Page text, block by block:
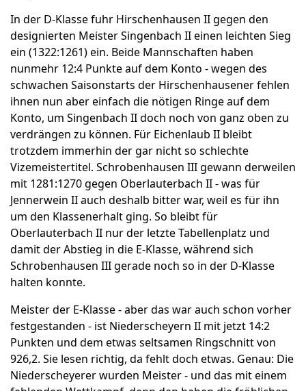
In der D-Klasse fuhr Hirschenhausen II gegen den
designierten Meister Singenbach II einen leichten Sieg
ein (1322:1261) ein. Beide Mannschaften haben
nunmehr 12:4 Punkte auf dem Konto - wegen des
schwachen Saisonstarts der Hirschenhausener fehlen
ihnen nun aber einfach die nötigen Ringe auf dem
Konto, um Singenbach II doch noch von ganz oben zu
verdrängen zu können. Für Eichenlaub II bleibt
trotzdem immerhin der gar nicht so schlechte
Vizemeistertitel. Schrobenhausen III gewann derweilen
mit 1281:1270 gegen Oberlauterbach II - was für
Jennerwein II auch deshalb bitter war, weil es für ihn
um den Klassenerhalt ging. So bleibt für
Oberlauterbach II nur der letzte Tabellenplatz und
damit der Abstieg in die E-Klasse, während sich
Schrobenhausen III gerade noch so in der D-Klasse
halten konnte.
Meister der E-Klasse - aber das war auch schon vorher
festgestanden - ist Niederscheyern II mit jetzt 14:2
Punkten und dem etwas seltsamen Ringschnitt von
926,2. Sie lesen richtig, da fehlt doch etwas. Genau: Die
Niederscheyerer wurden Meister - und das mit einem